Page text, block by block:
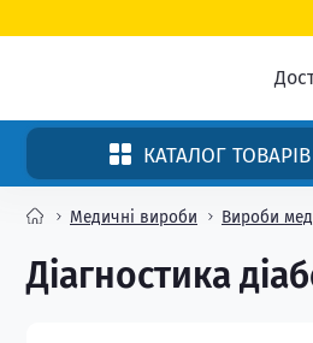
КАТАЛОГ ТОВАРІВ
Медичні вироби Вироби
Діагностика